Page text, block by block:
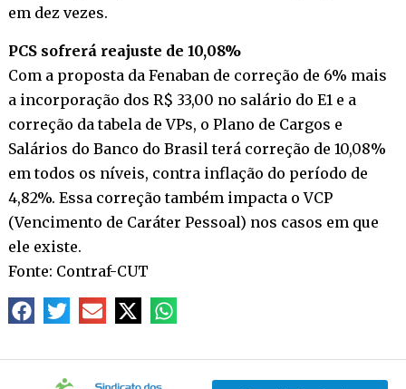
em dez vezes.
PCS sofrerá reajuste de 10,08%
Com a proposta da Fenaban de correção de 6% mais
a incorporação dos R$ 33,00 no salário do E1 e a
correção da tabela de VPs, o Plano de Cargos e
Salários do Banco do Brasil terá correção de 10,08%
em todos os níveis, contra inflação do período de
4,82%. Essa correção também impacta o VCP
(Vencimento de Caráter Pessoal) nos casos em que
ele existe.
Fonte: Contraf-CUT